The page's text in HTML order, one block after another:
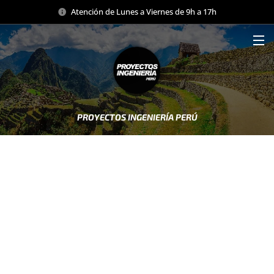
Atención de Lunes a Viernes de 9h a 17h
PROYECTOS INGENIERÍA PERÚ